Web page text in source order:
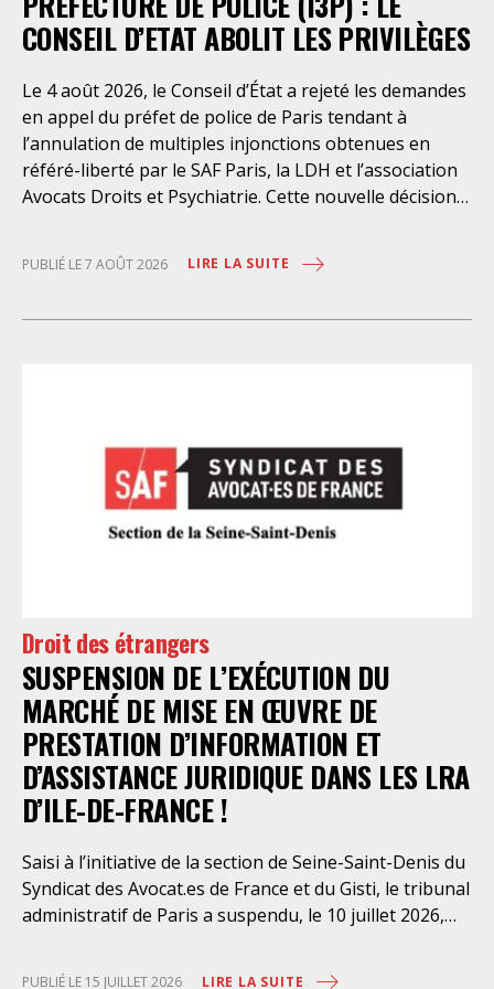
CONSEIL D’ETAT ABOLIT LES PRIVILÈGES
Le 4 août 2026, le Conseil d’État a rejeté les demandes
en appel du préfet de police de Paris tendant à
l’annulation de multiples injonctions obtenues en
référé-liberté par le SAF Paris, la LDH et l’association
Avocats Droits et Psychiatrie. Cette nouvelle décision
personnes retenues à l’infirmerie psychiatrique de la
préfecture de police de Paris. Près d’ici mais loin des
en évidence des violations graves des droits les plus
élémentaires. Saisi par le SAF Paris et la LDH, avec
l’intervention volontaire de l’association Avocats
Droits et Psychiatrie, le tribunal administratif de Paris
Paris en avait interjeté appel. Par ordonnance du 4
août dernier, le Conseil d’Etat a aboli les privilèges
dont l’infirmerie psychiatrique de la préfecture de
police a depuis trop longtemps
PUBLIÉ LE 7 AOÛT 2026 LIRE LA SUITE
Droit des étrangers
SUSPENSION DE L’EXÉCUTION DU
MARCHÉ DE MISE EN ŒUVRE DE
PRESTATION D’INFORMATION ET
D’ASSISTANCE JURIDIQUE DANS LES LRA
D’ILE-DE-FRANCE !
Saisi à l’initiative de la section de Seine-Saint-Denis du
Syndicat des Avocat.es de France et du Gisti, le tribunal
administratif de Paris a suspendu, le 10 juillet 2026,
œuvre de prestations d’information et d’assistance
PUBLIÉ LE 15 JUILLET 2026 LIRE LA SUITE